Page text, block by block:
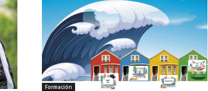
Formación